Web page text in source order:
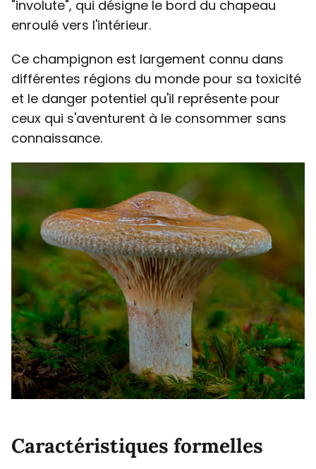
"involute", qui désigne le bord du chapeau
enroulé vers l'intérieur.
Ce champignon est largement connu dans
différentes régions du monde pour sa toxicité
et le danger potentiel qu'il représente pour
ceux qui s'aventurent à le consommer sans
connaissance.
Caractéristiques formelles